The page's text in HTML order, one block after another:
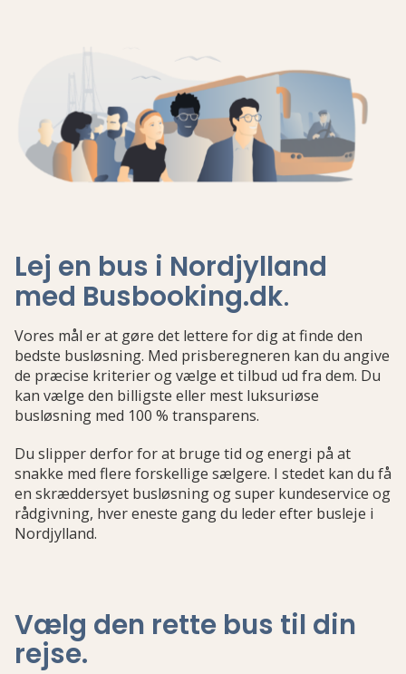
Lej en bus i Nordjylland
med Busbooking.dk.
Vores mål er at gøre det lettere for dig at finde den
bedste busløsning. Med prisberegneren kan du angive
de præcise kriterier og vælge et tilbud ud fra dem. Du
kan vælge den billigste eller mest luksuriøse
busløsning med 100 % transparens.
Du slipper derfor for at bruge tid og energi på at
snakke med flere forskellige sælgere. I stedet kan du få
en skræddersyet busløsning og super kundeservice og
rådgivning, hver eneste gang du leder efter busleje i
Nordjylland.
Vælg den rette bus til din
rejse.